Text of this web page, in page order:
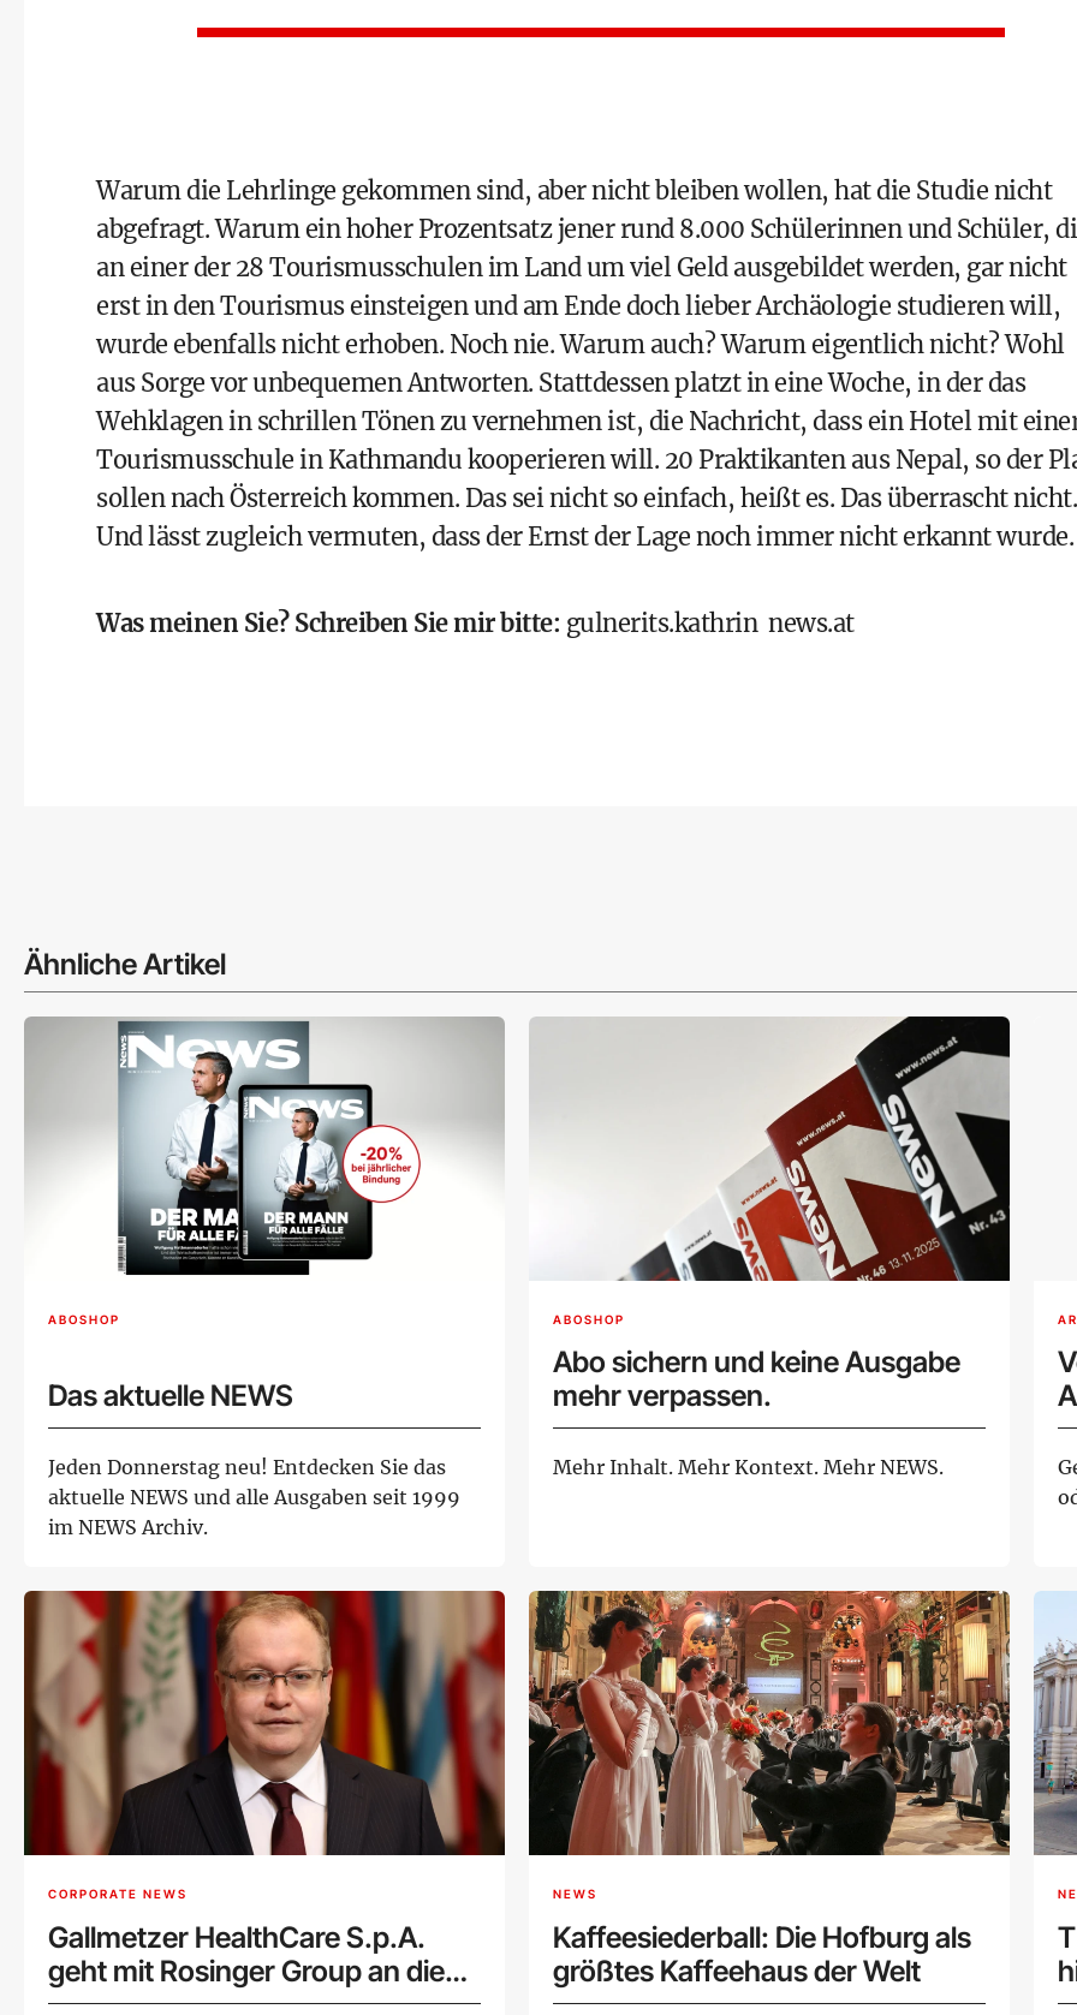
Warum die Lehrlinge gekommen sind, aber nicht bleiben wollen, hat die Studie nicht
abgefragt. Warum ein hoher Prozentsatz jener rund 8.000 Schülerinnen und Schüler,
an einer der 28 Tourismusschulen im Land um viel Geld ausgebildet werden, gar nicht
erst in den Tourismus einsteigen und am Ende doch lieber Archäologie studieren will,
wurde ebenfalls nicht erhoben. Noch nie. Warum auch? Warum eigentlich nicht? Wohl
aus Sorge vor unbequemen Antworten. Stattdessen platzt in eine Woche, in der das
Wehklagen in schrillen Tönen zu vernehmen ist, die Nachricht, dass ein Hotel mit
Tourismusschule in Kathmandu kooperieren will. 20 Praktikanten aus Nepal, so der
sollen nach Österreich kommen. Das sei nicht so einfach, heißt es. Das überrascht nicht.
Und lässt zugleich vermuten, dass der Ernst der Lage noch immer nicht erkannt wurde.
Was meinen Sie? Schreiben Sie mir bitte: gulnerits.kathrin news.at
Ähnliche Artikel
ABOSHOP
Das aktuelle NEWS
Jeden Donnerstag neu! Entdecken Sie das
aktuelle NEWS und alle Ausgaben seit 1999
im NEWS Archiv.
ABOSHOP
Abo sichern und keine Ausgabe
mehr verpassen.
Mehr Inhalt. Mehr Kontext. Mehr NEWS.
CORPORATE NEWS
Gallmetzer HealthCare S.p.A.
geht mit Rosinger Group an die
Wiener Börse
NEWS
Kaffeesiederball: Die Hofburg als
größtes Kaffeehaus der Welt